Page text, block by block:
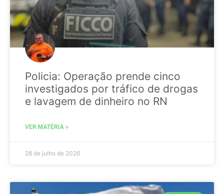
Policia: Operação prende cinco
investigados por tráfico de drogas
e lavagem de dinheiro no RN
VER MATÉRIA »
28 de julho de 2026